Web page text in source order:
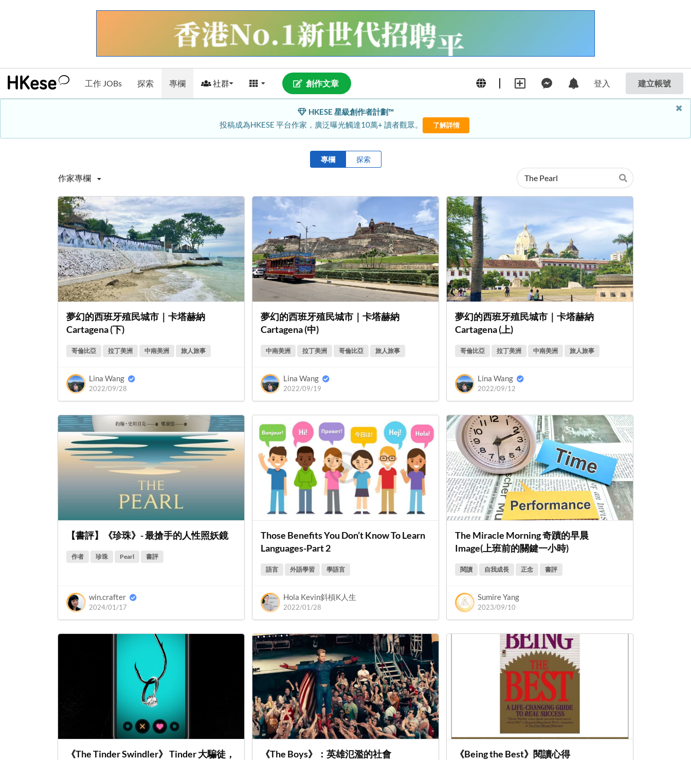
工作 JOBs 探索 專欄 社群 創作文章 登入 建立帳號
HKESE 星級創作者計劃™
投稿成為HKESE 平台作家，廣泛曝光觸達10萬+ 讀者觀眾。
了解詳情
專欄 探索
作家專欄
夢幻的西班牙殖民城市｜卡塔赫納
Cartagena (下)
哥倫比亞 拉丁美洲 中南美洲 旅人旅事
Lina Wang
2022/09/28
夢幻的西班牙殖民城市｜卡塔赫納
Cartagena (中)
中南美洲 拉丁美洲 哥倫比亞 旅人旅事
Lina Wang
2022/09/19
夢幻的西班牙殖民城市｜卡塔赫納
Cartagena (上)
哥倫比亞 拉丁美洲 中南美洲 旅人旅事
Lina Wang
2022/09/12
【書評】《珍珠》- 最搶手的人性照妖鏡
作者 珍珠 Pearl 書評
win.crafter
2024/01/17
Those Benefits You Don’t Know To Learn
Languages-Part 2
語言 外語學習 學語言
Hola Kevin斜槓K人生
2022/01/28
The Miracle Morning 奇蹟的早晨
Image(上班前的關鍵一小時)
閱讀 自我成長 正念 書評
Sumire Yang
2023/09/10
《The Tinder Swindler》 Tinder 大騙徒，
《The Boys》：英雄氾濫的社會 《Being the Best》閱讀心得